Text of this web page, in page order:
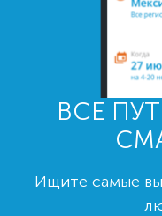
ВСЕ
Ищите самые